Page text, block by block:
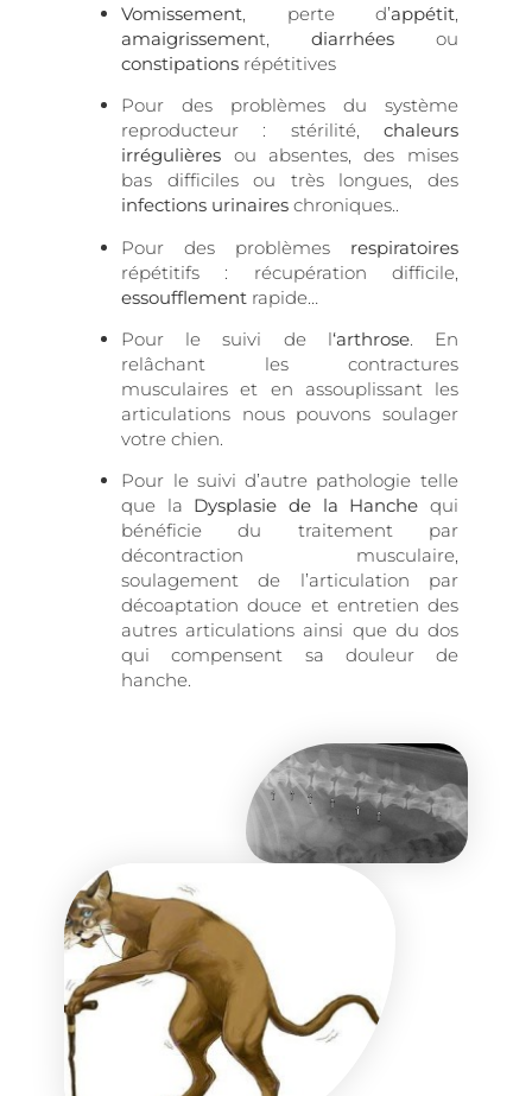
Vomissement, perte d’appétit,
amaigrissement, diarrhées ou
constipations répétitives
Pour des problèmes du système
reproducteur : stérilité, chaleurs
irrégulières ou absentes, des mises
bas difficiles ou très longues, des
infections urinaires chroniques..
Pour des problèmes respiratoires
répétitifs : récupération difficile,
essoufflement rapide…
Pour le suivi de l‘arthrose. En
relâchant les contractures
musculaires et en assouplissant les
articulations nous pouvons soulager
votre chien.
Pour le suivi d’autre pathologie telle
que la Dysplasie de la Hanche qui
bénéficie du traitement par
décontraction musculaire,
soulagement de l’articulation par
décoaptation douce et entretien des
autres articulations ainsi que du dos
qui compensent sa douleur de
hanche.